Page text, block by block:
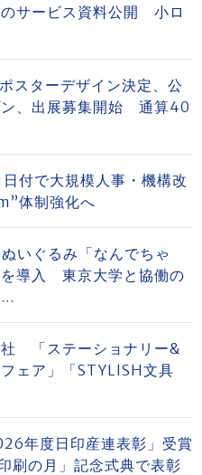
サービス資料公開 小ロ
スターデザイン決定、公
ン、出展募集開始 通算40
付で大規模人事・機構改
体制強化へ
いぐるみ「なんでちゃ
導入 東京大学と協働の
社 「ステーショナリー&
ェア」「STYLISH文具
年度日印産連表彰」受賞
の月」記念式典で表彰